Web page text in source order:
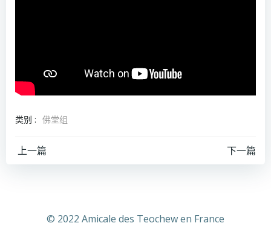
类别 : 佛堂组
文
上一篇
文
导
下一篇
© 2022 Amicale des Teochew en France